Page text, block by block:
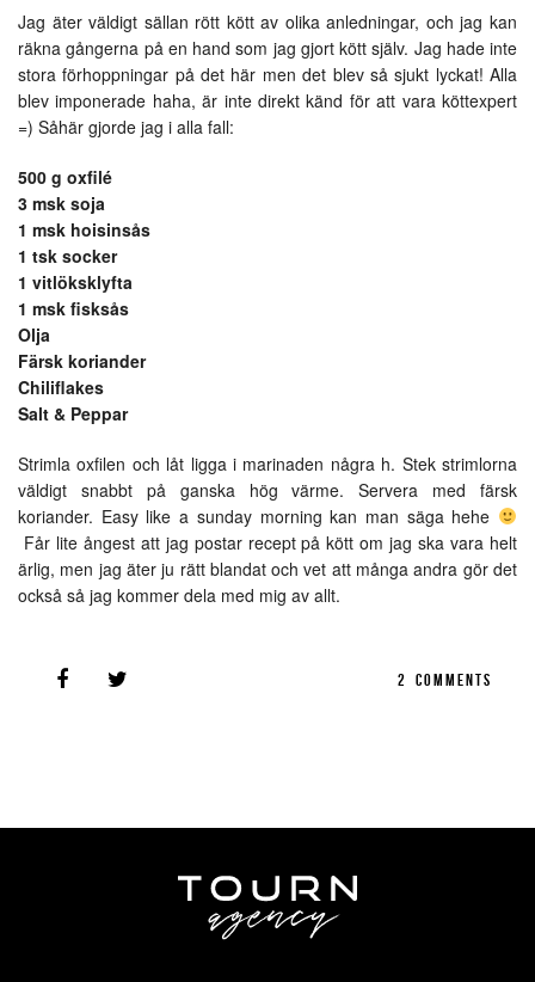
Jag äter väldigt sällan rött kött av olika anledningar, och jag kan
räkna gångerna på en hand som jag gjort kött själv. Jag hade inte
stora förhoppningar på det här men det blev så sjukt lyckat! Alla
blev imponerade haha, är inte direkt känd för att vara köttexpert
=) Såhär gjorde jag i alla fall:
500 g oxfilé
3 msk soja
1 msk hoisinsås
1 tsk socker
1 vitlöksklyfta
1 msk fisksås
Olja
Färsk koriander
Chiliflakes
Salt & Peppar
Strimla oxfilen och låt ligga i marinaden några h. Stek strimlorna
väldigt snabbt på ganska hög värme. Servera med färsk
koriander. Easy like a sunday morning kan man säga hehe
Får lite ångest att jag postar recept på kött om jag ska vara helt
ärlig, men jag äter ju rätt blandat och vet att många andra gör det
också så jag kommer dela med mig av allt.
2 COMMENTS